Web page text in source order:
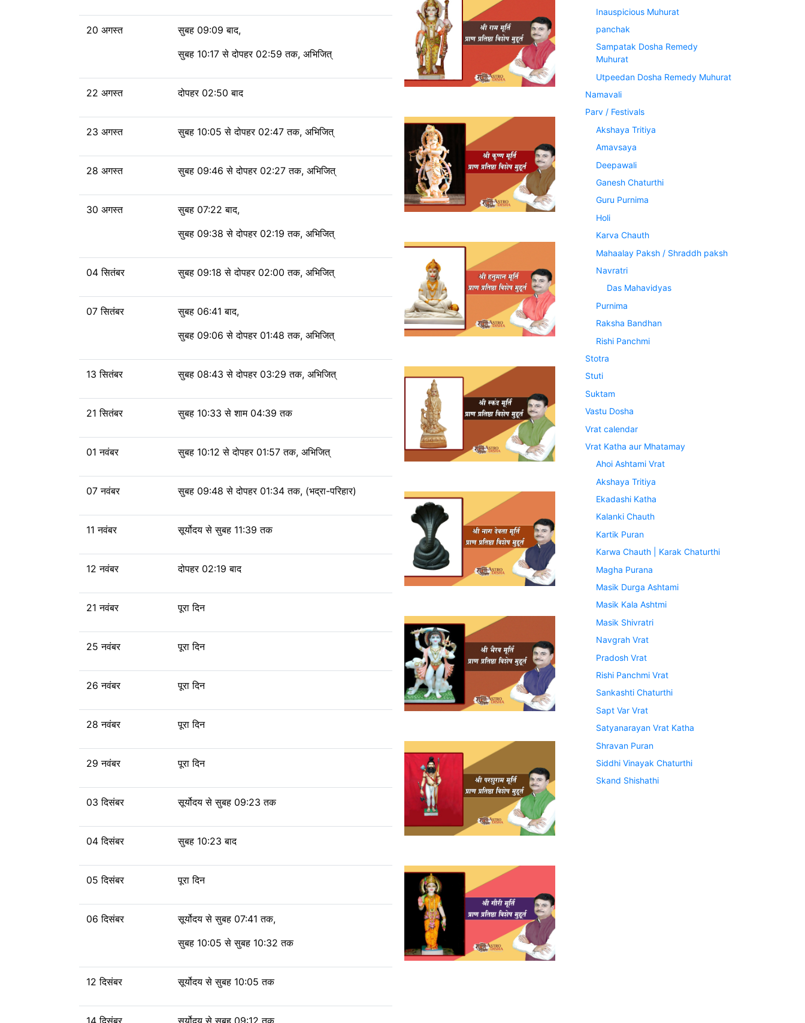
20 अगस्त
सुबह 09:09 बाद,
सुबह 10:17 से दोपहर 02:59 तक, अभिजित्
22 अगस्त दोपहर 02:50 बाद
23 अगस्त सुबह 10:05 से दोपहर 02:47 तक, अभिजित्
28 अगस्त सुबह 09:46 से दोपहर 02:27 तक, अभिजित्
30 अगस्त
सुबह 07:22 बाद,
सुबह 09:38 से दोपहर 02:19 तक, अभिजित्
04 सितंबर सुबह 09:18 से दोपहर 02:00 तक, अभिजित्
07 सितंबर
सुबह 06:41 बाद,
सुबह 09:06 से दोपहर 01:48 तक, अभिजित्
13 सितंबर सुबह 08:43 से दोपहर 03:29 तक, अभिजित्
21 सितंबर सुबह 10:33 से शाम 04:39 तक
01 नवंबर सुबह 10:12 से दोपहर 01:57 तक, अभिजित्
07 नवंबर सुबह 09:48 से दोपहर 01:34 तक, (भद्रा-परिहार)
11 नवंबर सूर्योदय सेसुबह 11:39 तक
12 नवंबर दोपहर 02:19 बाद
21 नवंबर पूरा दिन
25 नवंबर पूरा दिन
26 नवंबर पूरा दिन
28 नवंबर पूरा दिन
29 नवंबर पूरा दिन
03 दिसंबर सूर्योदय सेसुबह 09:23 तक
04 दिसंबर सुबह 10:23 बाद
05 दिसंबर पूरा दिन
06 दिसंबर सूर्योदय सेसुबह 07:41 तक,
सुबह 10:05 से सुबह 10:32 तक
12 दिसंबर सूर्योदय सेसुबह 10:05 तक
14 दिसंबर सूर्योदय सेसुबह 09:12 तक
Inauspicious Muhurat
panchak
Sampatak Dosha Remedy
Muhurat
Utpeedan Dosha Remedy Muhurat
Namavali
Parv / Festivals
Akshaya Tritiya
Amavsaya
Deepawali
Ganesh Chaturthi
Guru Purnima
Holi
Karva Chauth
Mahaalay Paksh / Shraddh paksh
Navratri
Das Mahavidyas
Purnima
Raksha Bandhan
Rishi Panchmi
Stotra
Stuti
Suktam
Vastu Dosha
Vrat calendar
Vrat Katha aur Mhatamay
Ahoi Ashtami Vrat
Akshaya Tritiya
Ekadashi Katha
Kalanki Chauth
Kartik Puran
Karwa Chauth | Karak Chaturthi
Magha Purana
Masik Durga Ashtami
Masik Kala Ashtmi
Masik Shivratri
Navgrah Vrat
Pradosh Vrat
Rishi Panchmi Vrat
Sankashti Chaturthi
Sapt Var Vrat
Satyanarayan Vrat Katha
Shravan Puran
Siddhi Vinayak Chaturthi
Skand Shishathi